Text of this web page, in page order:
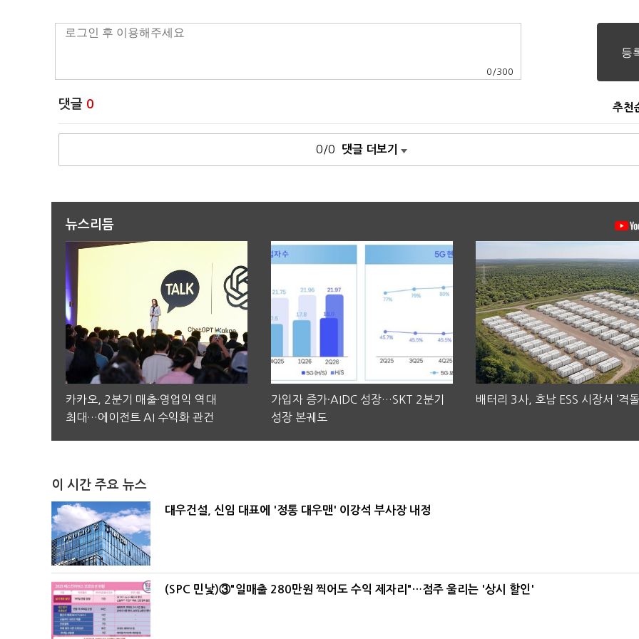
0 /300
댓글 0 추천
0/0 댓글 더보기
뉴스리듬
카카오, 2분기 매출·영업익 역대
최대…에이전트 AI 수익화 관건
가입자 증가·AIDC 성장…SKT 2분기
성장 본궤도
배터리 3사, 호남 ESS 시장서 ‘격돌
이 시간 주요 뉴스
대우건설, 신임 대표에 '정통 대우맨' 이강석 부사장 내정
(SPC 민낯)③"일매출 280만원 찍어도 수익 제자리"…점주 울리는 '상시 할인'